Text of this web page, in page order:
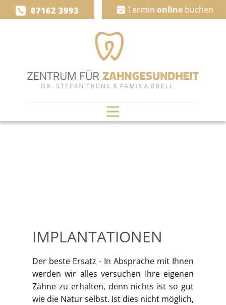
07162 3993 Terminonline buchen
IMPLANTATIONEN
Der beste Ersatz - In Absprache mit Ihnen
werden wir alles versuchen Ihre eigenen
Zähne zu erhalten, denn nichts ist so gut
wie die Natur selbst. Ist dies nicht möglich,